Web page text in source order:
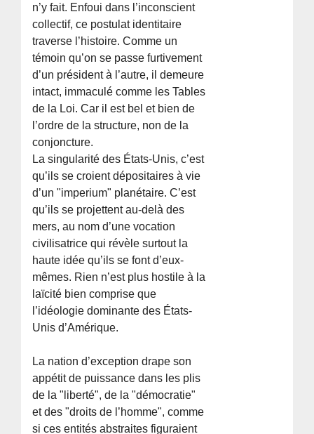
n’y fait. Enfoui dans l’inconscient
collectif, ce postulat identitaire
traverse l’histoire. Comme un
témoin qu’on se passe furtivement
d’un président à l’autre, il demeure
intact, immaculé comme les Tables
de la Loi. Car il est bel et bien de
l’ordre de la structure, non de la
conjoncture.
La singularité des États-Unis, c’est
qu’ils se croient dépositaires à vie
d’un "imperium" planétaire. C’est
qu’ils se projettent au-delà des
mers, au nom d’une vocation
civilisatrice qui révèle surtout la
haute idée qu’ils se font d’eux-
mêmes. Rien n’est plus hostile à la
laïcité bien comprise que
l’idéologie dominante des États-
Unis d’Amérique.
La nation d’exception drape son
appétit de puissance dans les plis
de la "liberté", de la "démocratie"
et des "droits de l’homme", comme
si ces entités abstraites figuraient